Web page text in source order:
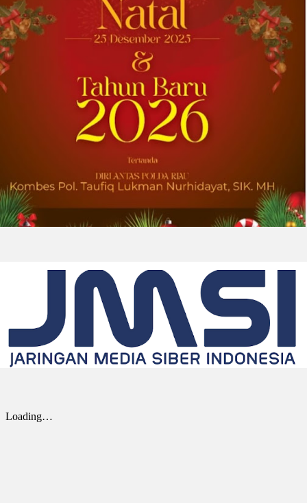
satu abad keahlian teknis dan hubungan
pelanggan yang dilandasi kepercayaan
DOWNERS GROVE, Illinois, Aug. 04, 2026 ...
2026-08-01 00:27:35| Source:
Univar Solutions Mengapresiasi Mitra
Awards Tahunan
DOWNERS GROVE, Illinois, Aug. 01, 2026
(GLOBE NEWSWIRE) -- Univar Solutions LLC
(“Univar Solutions” atau “Perusahaan”),
penyedia solusi global terkemuka bagi